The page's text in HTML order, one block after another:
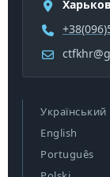
Український
English
Português